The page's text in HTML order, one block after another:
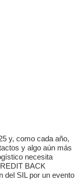
y, como cada año,
y algo aún más
necesita
BACK
del SIL por un evento